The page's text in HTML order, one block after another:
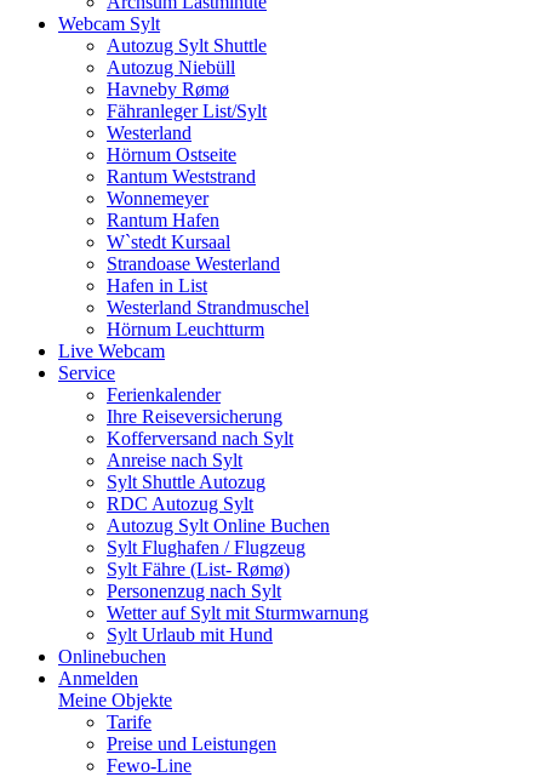
Webcam Sylt
Autozug Sylt Shuttle
Autozug Niebüll
Havneby Rømø
Fähranleger List/Sylt
Westerland
Hörnum Ostseite
Rantum Weststrand
Wonnemeyer
Rantum Hafen
W`stedt Kursaal
Strandoase Westerland
Hafen in List
Westerland Strandmuschel
Hörnum Leuchtturm
Live Webcam
Service
Ferienkalender
Ihre Reiseversicherung
Kofferversand nach Sylt
Anreise nach Sylt
Sylt Shuttle Autozug
RDC Autozug Sylt
Autozug Sylt Online Buchen
Sylt Flughafen / Flugzeug
Sylt Fähre (List- Rømø)
Personenzug nach Sylt
Wetter auf Sylt mit Sturmwarnung
Sylt Urlaub mit Hund
Onlinebuchen
Anmelden
Meine Objekte
Tarife
Preise und Leistungen
Fewo-Line